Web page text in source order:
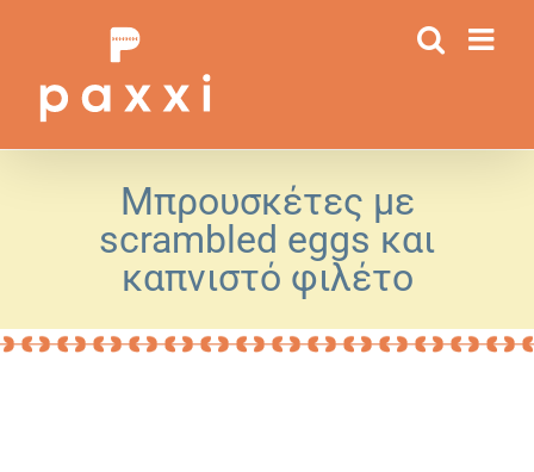
περιεχόμενο
Μπρουσκέτες με
scrambled eggs και
καπνιστό φιλέτο